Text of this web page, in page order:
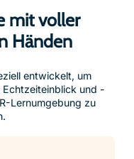
mit voller
Händen
entwickelt, um
und -
Lernumgebung zu